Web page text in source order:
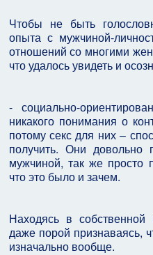
Чтобы не быть
опыта с мужчиной-
отношений со многими
что удалось увидеть и
- социально-
никакого понимания о
потому секс для них –
получить. Они довольно
мужчиной, так же просто
что это было и зачем.
Находясь в
даже порой признаваясь,
изначально вообще.